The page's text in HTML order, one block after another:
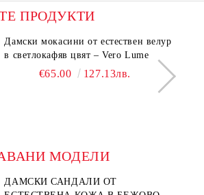
ПРОДУКТИ
Дамски мокасини от естествен велур
в светлокафяв цвят – Vero Lume
€65.00 127.13лв.
МОДЕЛИ
ДАМСКИ САНДАЛИ ОТ